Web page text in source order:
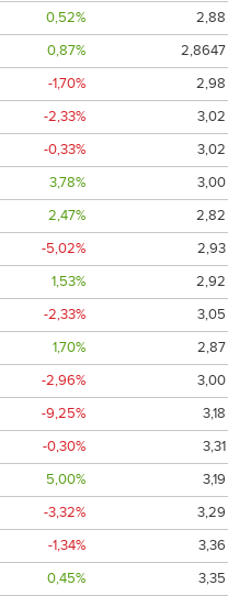
0,52%
2,88
0,87%
2,8647
-1,70%
2,98
-2,33%
3,02
-0,33%
3,02
3,78%
3,00
2,47%
2,82
-5,02%
2,93
1,53%
2,92
-2,33%
3,05
1,70%
2,87
-2,96%
3,00
-9,25%
3,18
-0,30%
3,31
5,00%
3,19
-3,32%
3,29
-1,34%
3,36
0,45%
3,35